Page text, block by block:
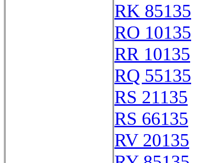
RK 85135
RO 10135
RR 10135
RQ 55135
RS 21135
RS 66135
RV 20135